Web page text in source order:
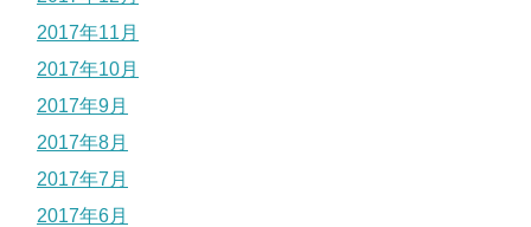
2017年11月
2017年10月
2017年9月
2017年8月
2017年7月
2017年6月